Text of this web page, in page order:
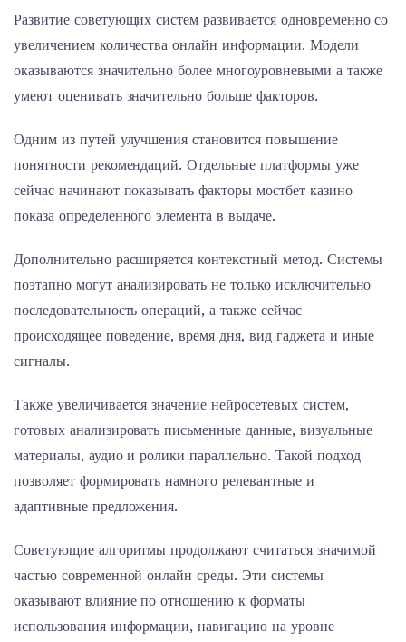
Развитие советующих систем развивается одновременно со
увеличением количества онлайн информации. Модели
оказываются значительно более многоуровневыми а также
умеют оценивать значительно больше факторов.
Одним из путей улучшения становится повышение
понятности рекомендаций. Отдельные платформы уже
сейчас начинают показывать факторы мостбет казино
показа определенного элемента в выдаче.
Дополнительно расширяется контекстный метод. Системы
поэтапно могут анализировать не только исключительно
последовательность операций, а также сейчас
происходящее поведение, время дня, вид гаджета и иные
сигналы.
Также увеличивается значение нейросетевых систем,
готовых анализировать письменные данные, визуальные
материалы, аудио и ролики параллельно. Такой подход
позволяет формировать намного релевантные и
адаптивные предложения.
Советующие алгоритмы продолжают считаться значимой
частью современной онлайн среды. Эти системы
оказывают влияние по отношению к форматы
использования информации, навигацию на уровне